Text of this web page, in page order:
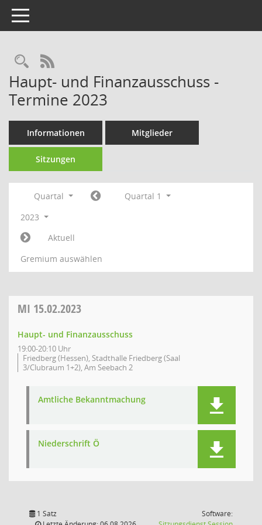
Toggle navigation
Rechercheauswahl
RSS-Feed
Haupt- und Finanzausschuss -
Termine 2023
Informationen Mitglieder
Sitzungen
Quartal
Quartal 1
2023
Aktuell
Gremium auswählen
MI 15.02.2023
Haupt- und Finanzausschuss
19:00-20:10 Uhr
Friedberg (Hessen), Stadthalle Friedberg (Saal
3/Clubraum 1+2), Am Seebach 2
Amtliche Bekanntmachung
Niederschrift Ö
1 Satz
Software: